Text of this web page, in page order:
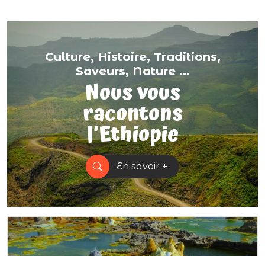
Culture, Histoire, Traditions,
Saveurs, Nature ...
Nous vous
racontons
l’Ethiopie
En savoir +